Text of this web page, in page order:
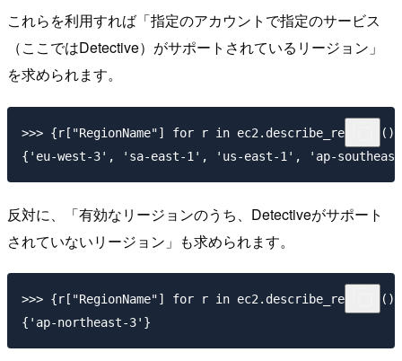
これらを利用すれば「指定のアカウントで指定のサービス
（ここではDetective）がサポートされているリージョン」
を求められます。
>>> {r["RegionName"] for r in
反対に、「有効なリージョンのうち、Detectiveがサポート
されていないリージョン」も求められます。
>>> {r["RegionName"] for r in